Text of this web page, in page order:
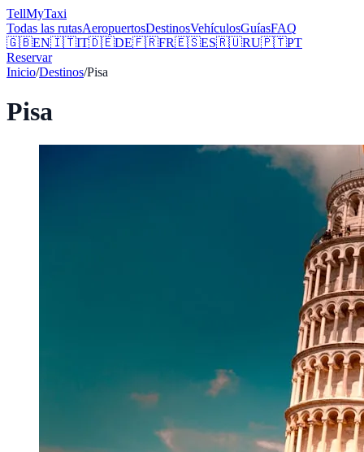
TellMyTaxi
Todas las rutasAeropuertosDestinosVehículosGuíasFAQ
🇬🇧EN🇮🇹IT🇩🇪DE🇫🇷FR🇪🇸ES🇷🇺RU🇵🇹PT
Reservar
Inicio/Destinos/Pisa
Pisa